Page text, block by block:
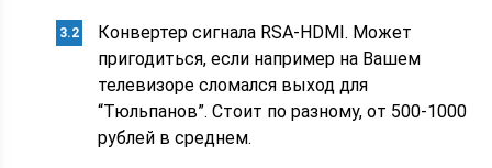
Конвертер сигнала RSA-HDMI. Может
пригодиться, если например на Вашем
телевизоре сломался выход для
“Тюльпанов”. Стоит по разному, от 500-1000
рублей в среднем.